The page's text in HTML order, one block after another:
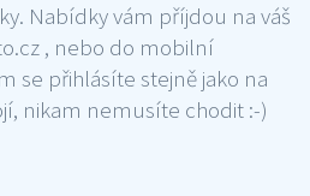
Nabídky vám příjdou na váš
, nebo do mobilní
se přihlásíte stejně jako na
nikam nemusíte chodit :-)